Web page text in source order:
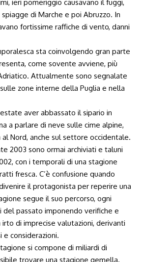
ieri pomeriggio causavano il fuggi,
di Marche e poi Abruzzo. In
fortissime raffiche di vento, danni
sta coinvolgendo gran parte
come sovente avviene, più
Attualmente sono segnalate
zone interne della Puglia e nella
aver abbassato il sipario in
a parlare di neve sulle cime alpine,
Nord, anche sul settore occidentale.
2003 sono ormai archiviati e taluni
con i temporali di una stagione
fresca. C’è confusione quando
il protagonista per reperire una
segue il suo percorso, ogni
del passato imponendo verifiche e
irto di imprecise valutazioni, derivanti
considerazioni.
si compone di miliardi di
trovare una stagione gemella.